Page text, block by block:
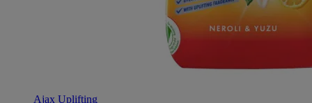
Ajax Uplifting